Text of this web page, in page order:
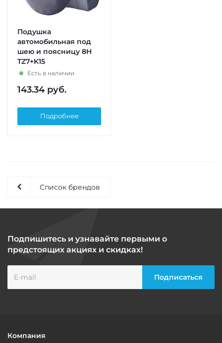
Подушка
автомобильная под
шею и поясницу 8H
TZ7+K15
Есть в наличии
143.34 руб.
Подробнее
Список брендов
Подпишитесь и узнавайте первыми о
предстоящих акциях и скидках!
Компания